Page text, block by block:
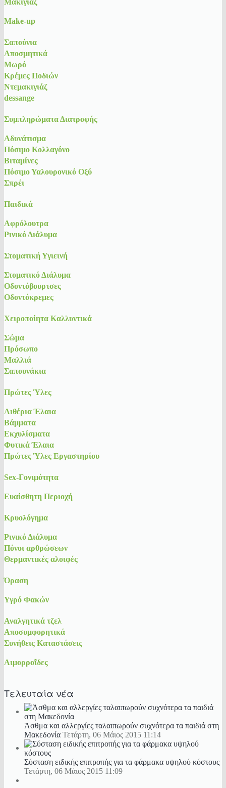
Make-up
Σαπούνια
Αποσμητικά
Μωρό
Κρέμες Ποδιών
Ντεμακιγιάζ
dessange
Συμπληρώματα Διατροφής
Αδυνάτισμα
Πόσιμο Κολλαγόνο
Βιταμίνες
Πόσιμο Υαλουρονικό Οξύ
Σπρέι
Παιδικά
Αφρόλουτρα
Ρινικό Διάλυμα
Στοματική Υγιεινή
Στοματικό Διάλυμα
Οδοντόβουρτσες
Οδοντόκρεμες
Χειροποίητα Καλλυντικά
Σώμα
Πρόσωπο
Μαλλιά
Σαπουνάκια
Πρώτες Ύλες
Αιθέρια Έλαια
Βάμματα
Εκχυλίσματα
Φυτικά Έλαια
Πρώτες Ύλες Εργαστηρίου
Sex-Γονιμότητα
Ευαίσθητη Περιοχή
Κρυολόγημα
Ρινικό Διάλυμα
Πόνοι αρθρώσεων
Θερμαντικές αλοιφές
Όραση
Υγρό Φακών
Αναλγητικά τζελ
Αποσυμφορητικά
Συνήθεις Καταστάσεις
Αιμορροΐδες
Τελευταία νέα
Άσθμα και αλλεργίες ταλαιπωρούν συχνότερα τα παιδιά στη
Μακεδονία Τετάρτη, 06 Μάιος 2015 11:14
Σύσταση ειδικής επιτροπής για τα φάρμακα υψηλού κόστους
Τετάρτη, 06 Μάιος 2015 11:09